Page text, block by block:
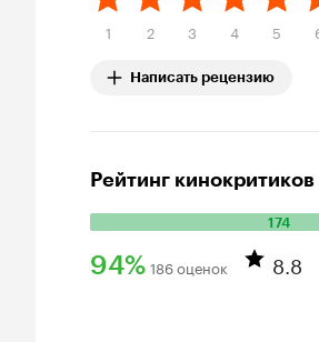
1 2 3 4 5
Написать рецензию
Рейтинг
174
Количество
положительных
оценок:
94% 186 оценок 8.8